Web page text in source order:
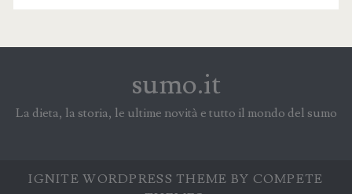
sumo.it
La dieta, la storia, le ultime novità e tutto il mondo del sumo
IGNITE WORDPRESS THEME BY COMPETE